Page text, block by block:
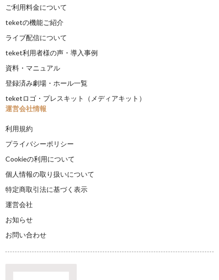
ご利用料金について
teketの機能ご紹介
ライブ配信について
teket利用者様の声・導入事例
資料・マニュアル
登録済み劇場・ホール一覧
teketロゴ・プレスキット（メディアキット）
運営会社情報
利用規約
プライバシーポリシー
Cookieの利用について
個人情報の取り扱いについて
特定商取引法に基づく表示
運営会社
お知らせ
お問い合わせ